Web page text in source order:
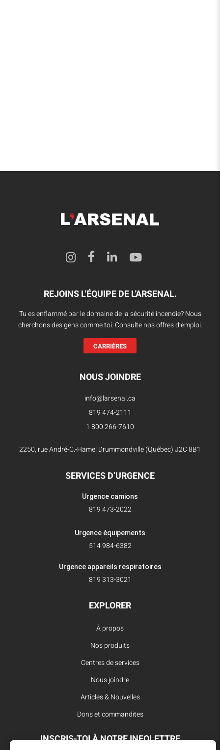
REJOINS L'ÉQUIPE DE L'ARSENAL.
Tu es enflammé par le domaine de la sécurité incendie? Nous
cherchons des gens comme toi. Consulte nos offres d’emploi.
CARRIÈRES
NOUS JOINDRE
info@larsenal.ca
819 474-2111
1 800 266-7610
2250, rue André-C.-Hamel Drummondville (Québec) J2C 8B1
SERVICES D’URGENCE
Urgence camions
819 473-2022
Urgence équipements
514 984-6382
Urgence appareils respiratoires
819 313-3021
EXPLORER
À propos
Nos produits
Centres de services
Nous joindre
Articles & Nouvelles
Dons et commandites
INSCRIS-TOI À NOTRE INFOLETTRE